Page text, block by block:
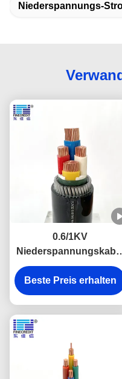
Niederspannungs-
0.6/1KV
Cu-Leiter XLPE-Kabel
pvc-isoliertes Kabel
Beste Preis erhalten